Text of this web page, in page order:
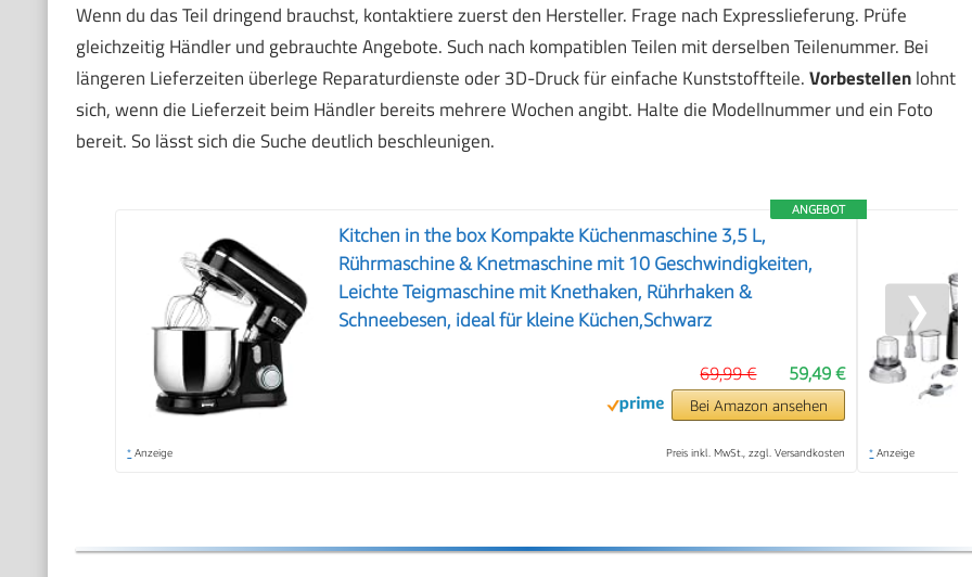
Wenn du das Teil dringend brauchst, kontaktiere zuerst den Hersteller. Frage nach Expresslieferung. Prüfe
gleichzeitig Händler und gebrauchte Angebote. Such nach kompatiblen Teilen mit derselben Teilenummer. Bei
längeren Lieferzeiten überlege Reparaturdienste oder 3D-Druck für einfache Kunststoffteile.Vorbestellenlohnt
sich, wenn die Lieferzeit beim Händler bereits mehrere Wochen angibt. Halte die Modellnummer und ein Foto
bereit. So lässt sich die Suche deutlich beschleunigen.
ANGEBOT
Kitchen in the box Kompakte Küchenmaschine 3,5 L,
Rührmaschine & Knetmaschine mit 10 Geschwindigkeiten,
Leichte Teigmaschine mit Knethaken, Rührhaken &
Schneebesen, ideal für kleine Küchen,Schwarz
59,49 €
69,99 €
Bei Amazon ansehen
* Anzeige Preis inkl. MwSt., zzgl. Versandkosten * Anzeige
❯